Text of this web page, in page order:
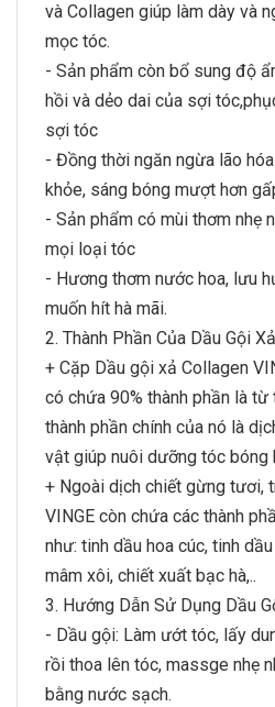
và Collagen giúp làm dày và
mọc tóc.
- Sản phẩm còn bổ sung độ
hồi và dẻo dai của sợi
sợi tóc
- Đồng thời ngăn ngừa lão
khỏe, sáng bóng mượt hơn
- Sản phẩm có mùi thơm nhẹ
mọi loại tóc
- Hương thơm nước hoa, lưu
muốn hít hà mãi.
2. Thành Phần Của Dầu Gội
+ Cặp Dầu gội xả Collagen
có chứa 90% thành phần là
thành phần chính của nó là
vật giúp nuôi dưỡng tóc bóng
+ Ngoài dịch chiết gừng tươi,
VINGE còn chứa các thành
như: tinh dầu hoa cúc, tinh
mâm xôi, chiết xuất bạc hà,..
3. Hướng Dẫn Sử Dụng Dầu
- Dầu gội: Làm ướt tóc, lấy
rồi thoa lên tóc, massge nhẹ
bằng nước sạch.